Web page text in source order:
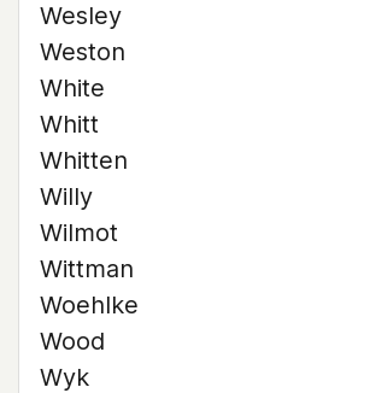
Wesley
Weston
White
Whitt
Whitten
Willy
Wilmot
Wittman
Woehlke
Wood
Wyk